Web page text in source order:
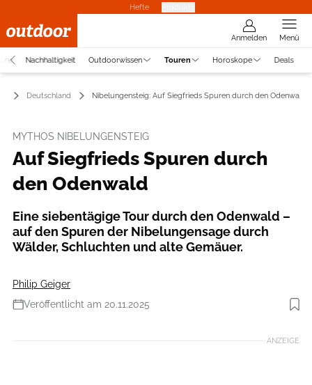
Hefte
Anmelden Menü
Nachhaltigkeit Outdoorwissen Touren Horoskope Deals
Deutschland Nibelungensteig: Auf Siegfrieds Spuren durch den Odenwald
MYTHOS NIBELUNGENSTEIG
Auf Siegfrieds Spuren durch
den Odenwald
Eine siebentägige Tour durch den Odenwald –
auf den Spuren der Nibelungensage durch
Wälder, Schluchten und alte Gemäuer.
Philip Geiger
Veröffentlicht am 20.11.2025
Foto: Davidhajnal via Getty Images
ANZEIGE